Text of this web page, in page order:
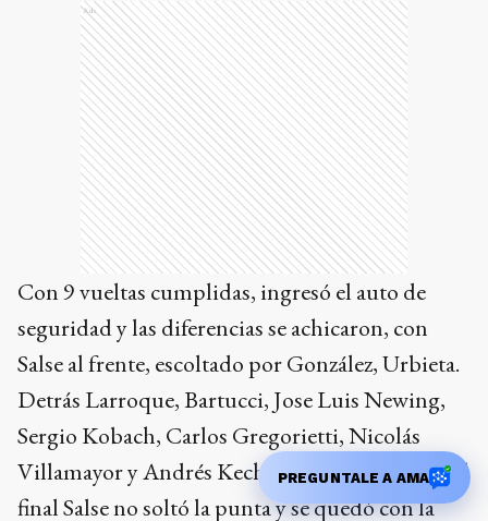
Ads
Con 9 vueltas cumplidas, ingresó el auto de
seguridad y las diferencias se achicaron, con
Salse al frente, escoltado por González, Urbieta.
Detrás Larroque, Bartucci, Jose Luis Newing,
Sergio Kobach, Carlos Gregorietti, Nicolás
Villamayor y Andrés Kechichian. De allí hasta el
final Salse no soltó la punta y se quedó con la
PREGUNTALE A AMA